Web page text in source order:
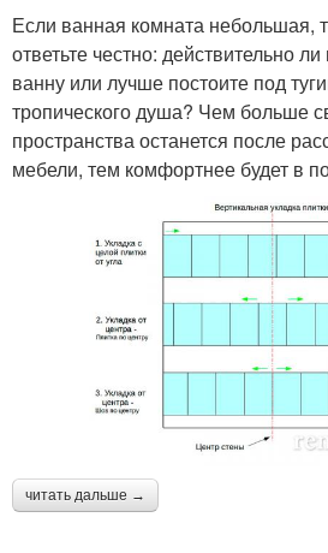
Если ванная комната небольшая,
ответьте честно: действительно
ванну или лучше постоите под
тропического душа? Чем больше
пространства останется после
мебели, тем комфортнее будет в
читать дальше →